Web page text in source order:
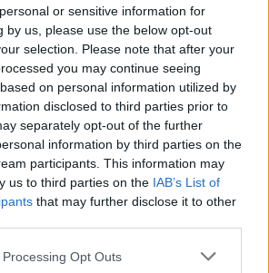
or sensitive information for
by us, please use the below opt-out
selection. Please note that after your
you may continue seeing
on personal information utilized by
disclosed to third parties prior to
separately opt-out of the further
information by third parties on the
participants. This information may
us to third parties on the IAB’s List of
that may further disclose it to other
website/app uses one or more Google
Opt Outs
της Γαλλίας, της Βρετάνιας
έχουν αποχωρήσει προσωρινά
καθώς εκτιμούν ότι αυτές
όσο γίνεται και πλέον
ΗΠΑ και το Ιράν να
εκκρεμή ζητήματα.
του Ιράν Αλί
αιφνιδιαστικά στην
ο Ρώσος υπουργός Εξωτερικών